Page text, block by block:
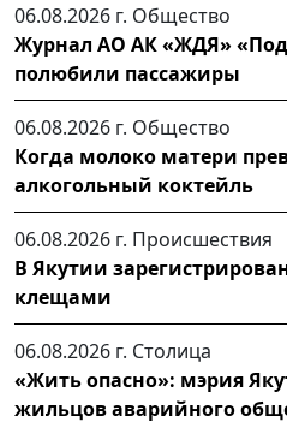
06.08.2026 г. Общество
Журнал АО АК «ЖДЯ» «Под
полюбили пассажиры
06.08.2026 г. Общество
Когда молоко матери
алкогольный коктейль
06.08.2026 г. Происшествия
В Якутии
клещами
06.08.2026 г. Столица
«Жить опасно»: мэрия
жильцов аварийного